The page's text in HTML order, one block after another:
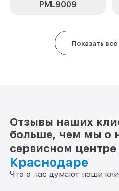
Замена лампы подсветки
Прошивка блока управления
Ремонт цепи питания
Замена USB порта 55PUS6412
Замена аудиоразъема
Philips
Замена кнопки включения
Philips
PML9009
Показать
Отзывы наших
больше, чем мы о
сервисном центре
Краснодаре
Что о нас думают наши